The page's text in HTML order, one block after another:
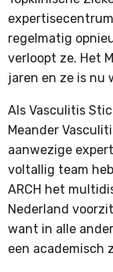
regelmatig
verloopt ze. Het
jaren en ze is nu
Als Vasculitis
Meander
aanwezige
voltallig team
ARCH het
Nederland
want in alle
een academisch